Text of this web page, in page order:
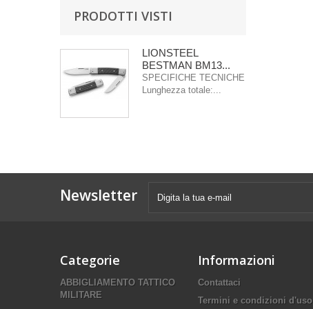
PRODOTTI VISTI
LIONSTEEL
BESTMAN BM13...
SPECIFICHE TECNICHE
Lunghezza totale:...
Newsletter
Categorie
ABBIGLIAMENTO TATTICO
MILITARE
Informazioni
Contattaci
Termini e condizioni d'uso